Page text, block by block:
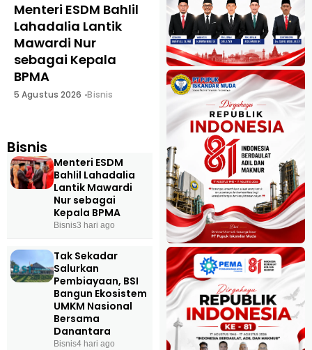
Menteri ESDM Bahlil
Lahadalia Lantik
Mawardi Nur
sebagai Kepala
BPMA
5 Agustus 2026 Bisnis
Tak Sekadar
Salurkan
Pembiayaan, BSI
Bangun Ekosistem
UMKM Nasional
Bersama
Danantara
4 Agustus 2026 Bisnis
Bisnis
Menteri ESDM
Bahlil Lahadalia
Lantik Mawardi
Nur sebagai
Kepala BPMA
Bisnis3 hari ago
Tak Sekadar
Salurkan
Pembiayaan, BSI
Bangun Ekosistem
UMKM Nasional
Bersama
Danantara
Bisnis4 hari ago